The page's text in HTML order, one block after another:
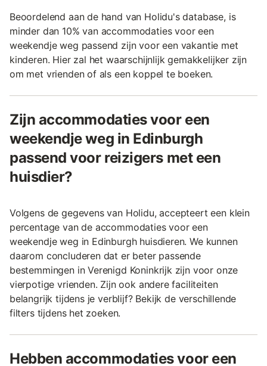
Beoordelend aan de hand van Holidu's database, is
minder dan 10% van accommodaties voor een
weekendje weg passend zijn voor een vakantie met
kinderen. Hier zal het waarschijnlijk gemakkelijker zijn
om met vrienden of als een koppel te boeken.
Zijn accommodaties voor een
weekendje weg in Edinburgh
passend voor reizigers met een
huisdier?
Volgens de gegevens van Holidu, accepteert een klein
percentage van de accommodaties voor een
weekendje weg in Edinburgh huisdieren. We kunnen
daarom concluderen dat er beter passende
bestemmingen in Verenigd Koninkrijk zijn voor onze
vierpotige vrienden. Zijn ook andere faciliteiten
belangrijk tijdens je verblijf? Bekijk de verschillende
filters tijdens het zoeken.
Hebben accommodaties voor een